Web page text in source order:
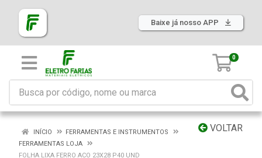
Baixe já nosso APP
0
VOLTAR
INÍCIO
FERRAMENTAS E INSTRUMENTOS
FERRAMENTAS LOJA
FOLHA LIXA FERRO ACO 23X28 P40 UND